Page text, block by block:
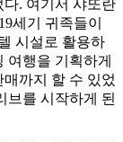
. 여기서 샤또란
세기 귀족들이
시설로 활용하
여행을 기획하게
까지 할 수 있었
브를 시작하게 된